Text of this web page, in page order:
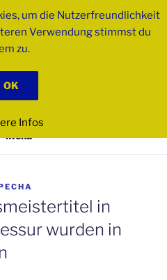
E.V.
Menü
in
wurden in
um die Nutzerfreundlichkeit
Verwendung stimmst du
zu.
OK
Infos